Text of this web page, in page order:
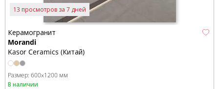
13 просмотров за 7 дней
Керамогранит
Morandi
Kasor Ceramics (Китай)
Размер: 600x1200 мм
В наличии